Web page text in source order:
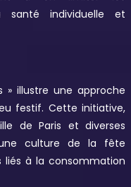
santé individuelle et
» illustre une approche
festif. Cette initiative,
de Paris et diverses
culture de la fête
liés à la consommation